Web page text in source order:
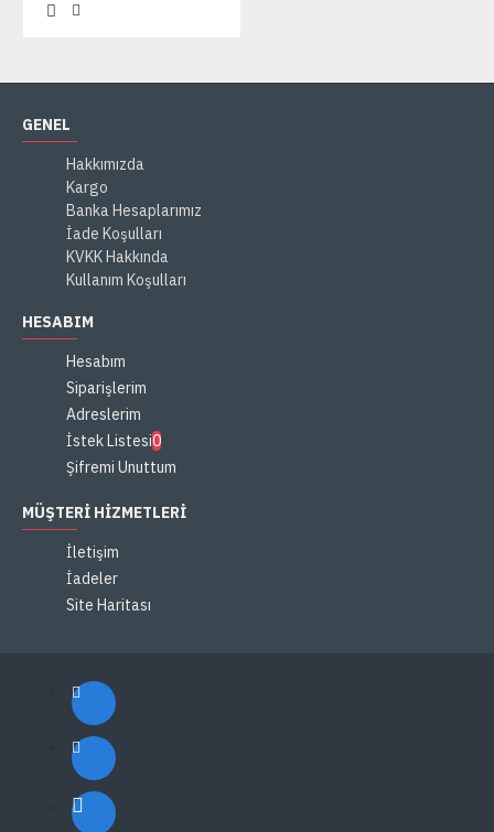
GENEL
Hakkımızda
Kargo
Banka Hesaplarımız
İade Koşulları
KVKK Hakkında
Kullanım Koşulları
HESABIM
Hesabım
Siparişlerim
Adreslerim
İstek Listesi0
Şifremi Unuttum
MÜŞTERI HIZMETLERI
İletişim
İadeler
Site Haritası